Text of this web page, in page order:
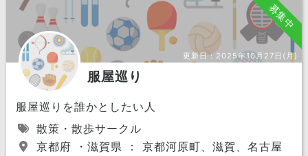
募集中
更新日： 2025年10月27日(月)
服屋巡り
服屋巡りを誰かとしたい人
散策・散歩サークル
京都府 ・滋賀県 ： 京都河原町、滋賀、名古屋